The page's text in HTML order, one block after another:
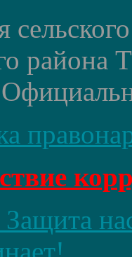
района